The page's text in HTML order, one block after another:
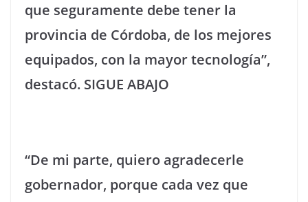
que seguramente debe tener la
provincia de Córdoba, de los mejores
equipados, con la mayor tecnología”,
destacó. SIGUE ABAJO
“De mi parte, quiero agradecerle
gobernador, porque cada vez que